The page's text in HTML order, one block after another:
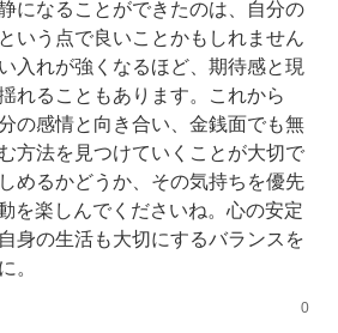
になることができたのは、自分の
いう点で良いことかもしれません
入れが強くなるほど、期待感と現
れることもあります。これから
の感情と向き合い、金銭面でも無
方法を見つけていくことが大切で
めるかどうか、その気持ちを優先
を楽しんでくださいね。心の安定
身の生活も大切にするバランスを
。
0